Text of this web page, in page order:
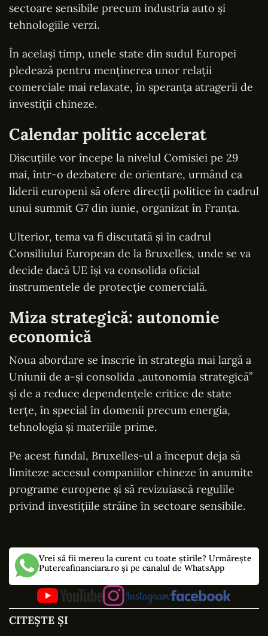
sectoare sensibile precum industria auto și
tehnologiile verzi.
În același timp, unele state din sudul Europei
pledează pentru menținerea unor relații
comerciale mai relaxate, în speranța atragerii de
investiții chineze.
Calendar politic accelerat
Discuțiile vor începe la nivelul Comisiei pe 29
mai, într-o dezbatere de orientare, urmând ca
liderii europeni să ofere direcții politice în cadrul
unui summit G7 din iunie, organizat în Franța.
Ulterior, tema va fi discutată și în cadrul
Consiliului European de la Bruxelles, unde se va
decide dacă UE își va consolida oficial
instrumentele de protecție comercială.
Miza strategică: autonomie
economică
Noua abordare se înscrie în strategia mai largă a
Uniunii de a-și consolida „autonomia strategică”
și de a reduce dependențele critice de state
terțe, în special în domenii precum energia,
tehnologia și materiile prime.
Pe acest fundal, Bruxelles-ul a început deja să
limiteze accesul companiilor chineze în anumite
programe europene și să revizuiască regulile
privind investițiile străine în sectoare sensibile.
Vrei să fii mereu la curent cu toate știrile? Urmărește
Putereafinanciara.ro și pe canalul de WhatsApp
CITEȘTE ȘI